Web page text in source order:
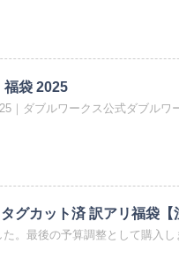
袋 2025
｜ダブルワークス公式ダブルワ
グカット済 訳アリ福袋【
。最後の予算調整として購入し